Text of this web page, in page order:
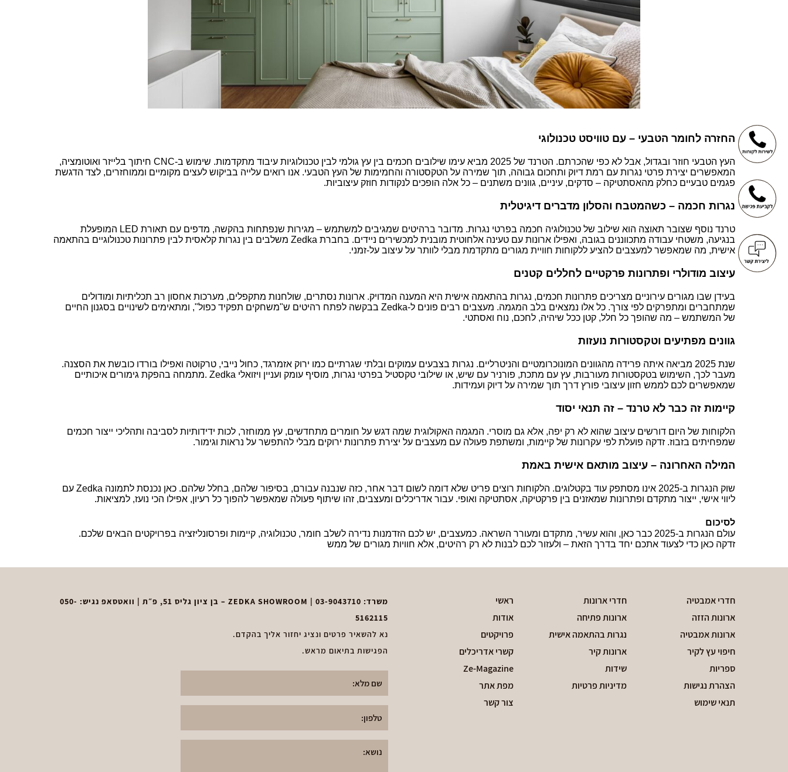
החזרה לחומר הטבעי – עם טוויסט טכנולוגי
העץ הטבעי חוזר ובגדול, אבל לא כפי שהכרתם. הטרנד של 2025 מביא עימו שילובים חכמים בין עץ גולמי לבין טכנולוגיות עיבוד מתקדמות. שימוש ב CNC- חיתוך בלייזר ואוטומציה,
המאפשרים יצירת פרטי נגרות עם רמת דיוק ותחכום גבוהה, תוך שמירה על הטקסטורה והחמימות של העץ הטבעי. אנו רואים עלייה בביקוש לעצים מקומיים וממוחזרים, לצד הדגשת
פגמים טבעיים כחלק מהאסתטיקה – סדקים, עיניים, גוונים משתנים – כל אלה הופכים לנקודות חוזק עיצוביות.
נגרות חכמה – כשהמטבח והסלון מדברים דיגיטלית
טרנד נוסף שצובר תאוצה הוא שילוב של טכנולוגיה חכמה בפרטי נגרות. מדובר ברהיטים שמגיבים למשתמש – מגירות שנפתחות בהקשה, מדפים עם תאורת LED המופעלת
בנגיעה, משטחי עבודה מתכווננים בגובה, ואפילו ארונות עם טעינה אלחוטית מובנית למכשירים ניידים. בחברת Zedka משלבים בין נגרות קלאסית לבין פתרונות טכנולוגיים בהתאמה
אישית, מה שמאפשר למעצבים להציע ללקוחות חוויית מגורים מתקדמת מבלי לוותר על עיצוב על-זמני.
עיצוב מודולרי ופתרונות פרקטיים לחללים קטנים
בעידן שבו מגורים עירוניים מצריכים פתרונות חכמים, נגרות בהתאמה אישית היא המענה המדויק. ארונות נסתרים, שולחנות מתקפלים, מערכות אחסון רב תכליתיות ומודולים
שמתחברים ומתפרקים לפי צורך. כל אלו נמצאים בלב המגמה. מעצבים רבים פונים ל-Zedka בבקשה לפתח רהיטים ש"משחקים תפקיד כפול", ומתאימים לשינויים בסגנון החיים
של המשתמש – מה שהופך כל חלל, קטן ככל שיהיה, לחכם, נוח ואסתטי.
גוונים מפתיעים וטקסטורות נועזות
שנת 2025 מביאה איתה פרידה מהגוונים המונוכרומטיים והניטרליים. נגרות בצבעים עמוקים ובלתי שגרתיים כמו ירוק אזמרגד, כחול נייבי, טרקוטה ואפילו בורדו כובשת את הסצנה.
מעבר לכך, השימוש בטקסטורות מעורבות, עץ עם מתכת, פורניר עם שיש, או שילובי טקסטיל בפרטי נגרות, מוסיף עומק ועניין ויזואלי . Zedkaמתמחה בהפקת גימורים איכותיים
שמאפשרים לכם לממש חזון עיצובי פורץ דרך תוך שמירה על דיוק ועמידות.
קיימות זה כבר לא טרנד – זה תנאי יסוד
הלקוחות של היום דורשים עיצוב שהוא לא רק יפה, אלא גם מוסרי. המגמה האקולוגית שמה דגש על חומרים מתחדשים, עץ ממוחזר, לכות ידידותיות לסביבה ותהליכי ייצור חכמים
שמפחיתים בזבוז.
פועלת לפי עקרונות של קיימות, ומשתפת פעולה עם מעצבים על יצירת פתרונות ירוקים מבלי להתפשר על נראות וגימור.
המילה האחרונה – עיצוב מותאם אישית באמת
שוק הנגרות ב-2025 אינו מסתפק עוד בקטלוגים. הלקוחות רוצים פריט שלא דומה לשום דבר אחר, כזה שנבנה עבורם, בסיפור שלהם, בחלל שלהם. כאן נכנסת לתמונה Zedka עם
ליווי אישי, ייצור מתקדם ופתרונות שמאזנים בין פרקטיקה, אסתטיקה ואופי. עבור אדריכלים ומעצבים, זהו שיתוף פעולה שמאפשר להפוך כל רעיון, אפילו הכי נועז, למציאות.
לסיכום
עולם הנגרות ב-2025 כבר כאן, והוא עשיר, מתקדם ומעורר השראה. כמעצבים, יש לכם הזדמנות נדירה לשלב חומר, טכנולוגיה, קיימות ופרסונליזציה בפרויקטים הבאים שלכם.
זדקה כאן כדי לצעוד אתכם יחד בדרך הזאת – ולעזור לכם לבנות לא רק רהיטים, אלא חוויות מגורים של ממש
חדרי אמבטיה
חדרי ארונות
ארונות הזזה
ארונות פתיחה
ארונות אמבטיה
נגרות בהתאמה אישית
חיפוי עץ לקיר
ארונות קיר
ספריות
שידות
הצהרת נגישות
מדיניות פרטיות
תנאי שימוש
ראשי
אודות
פרויקטים
קשרי אדריכלים
Ze-Magazine
מפת אתר
צור קשר
משרד: 03-9043710 | ZEDKA SHOWROOM – בן ציון גליס 51, פ״ת | וואטסאפ נגיש:
050-
5162115
נא להשאיר פרטים ונציג יחזור אליך בהקדם.
הפגישות בתיאום מראש.